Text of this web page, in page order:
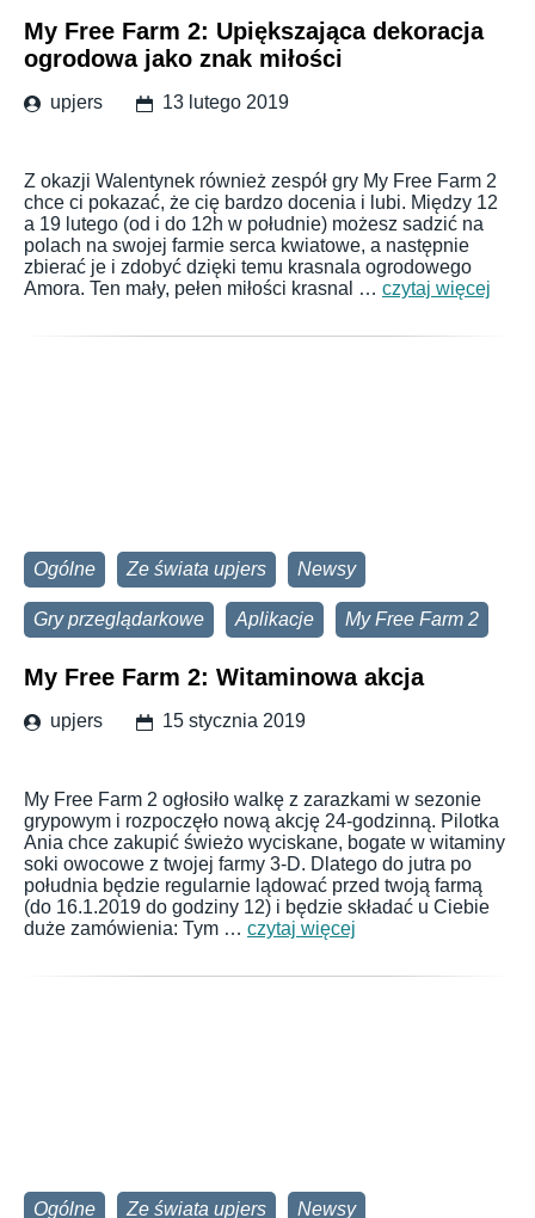
My Free Farm 2: Upiększająca dekoracja
ogrodowa jako znak miłości
upjers 13 lutego 2019
Z okazji Walentynek również zespół gry My Free Farm 2
chce ci pokazać, że cię bardzo docenia i lubi. Między 12
a 19 lutego (od i do 12h w południe) możesz sadzić na
polach na swojej farmie serca kwiatowe, a następnie
zbierać je i zdobyć dzięki temu krasnala ogrodowego
Amora. Ten mały, pełen miłości krasnal … czytaj więcej
Ogólne Ze świata upjers Newsy
Gry przeglądarkowe Aplikacje My Free Farm 2
My Free Farm 2: Witaminowa akcja
upjers 15 stycznia 2019
My Free Farm 2 ogłosiło walkę z zarazkami w sezonie
grypowym i rozpoczęło nową akcję 24-godzinną. Pilotka
Ania chce zakupić świeżo wyciskane, bogate w witaminy
soki owocowe z twojej farmy 3-D. Dlatego do jutra po
południa będzie regularnie lądować przed twoją farmą
(do 16.1.2019 do godziny 12) i będzie składać u Ciebie
duże zamówienia: Tym … czytaj więcej
Ogólne Ze świata upjers Newsy